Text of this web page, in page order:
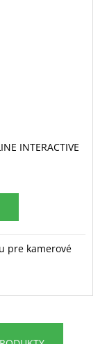
INTERACTIVE
pre kamerové